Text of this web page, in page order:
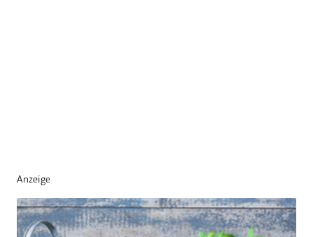
Anzeige
Selbstversorgergarten: Obst und Gemüse selbst anbauen